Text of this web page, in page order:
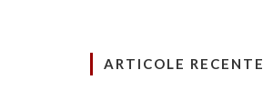
ARTICOLE RECENTE